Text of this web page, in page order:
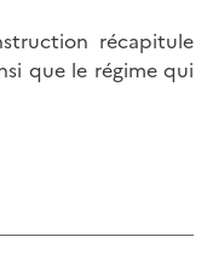
récapitule
que le régime qui